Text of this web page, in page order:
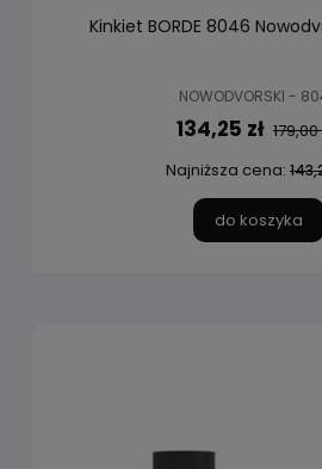
Kinkiet BORDE 8046
NOWODVORSKI -
134,25 zł 179,00
Najniższa cena:
do koszyka